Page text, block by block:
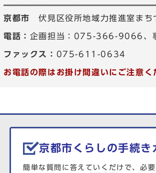
京都市伏見区役所地域力推進室まち
電話： 企画担当：075-366-9066、
ファックス： 075-611-0634
お電話の際はお掛け間違いにご注意く
生活情報を探す
京都市くらしの手続き
簡単な質問に答えていくだけで、必